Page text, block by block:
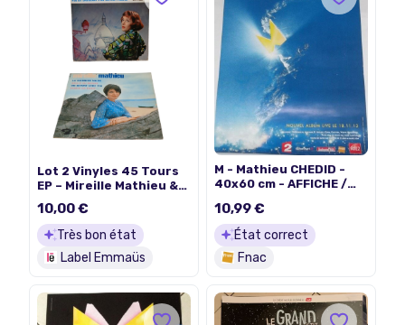
Lot 2 Vinyles 45 Tours
EP – Mireille Mathieu &
Chanson Française
Vintage (60's)
10,00 €
Très bon état
Label Emmaüs
M - Mathieu CHEDID -
40x60 cm - AFFICHE /
10,99 €
État correct
Fnac